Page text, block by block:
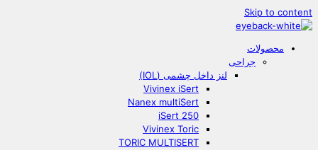
Skip to content
محصولات
جراحی
لنز داخل چشمی (IOL)
Vivinex iSert
Nanex multiSert
iSert 250
Vivinex Toric
TORIC MULTISERT